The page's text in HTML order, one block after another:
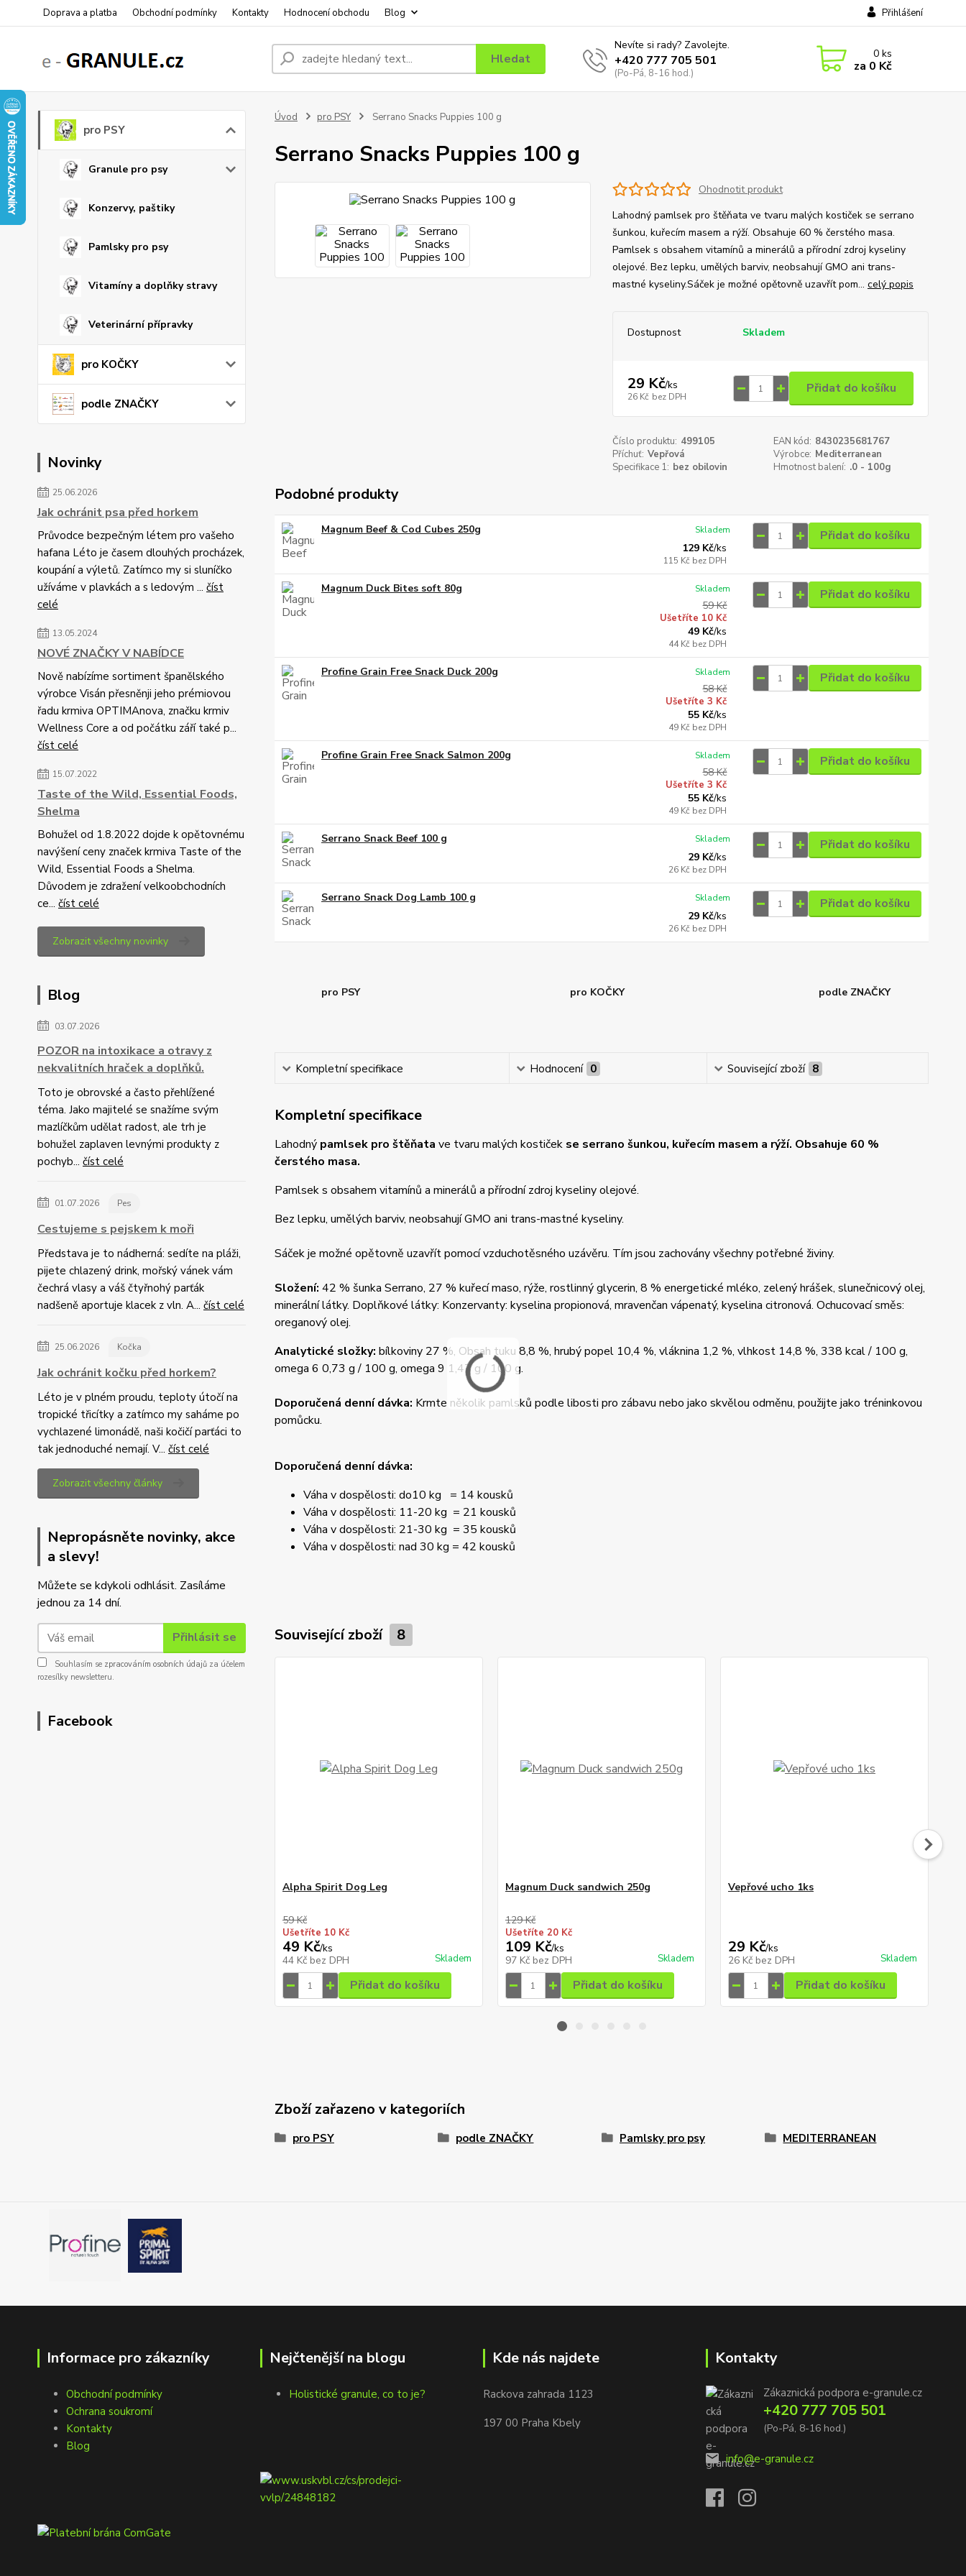
Doprava a platba Obchodní podmínky Kontakty Hodnocení obchodu Blog Přihlášení
Hledat
Nevíte si rady? Zavolejte.
+420 777 705 501
(Po-Pá, 8-16 hod.)
0ks
za 0 Kč
pro PSY
Granule pro psy
Konzervy, paštiky
Pamlsky pro psy
Vitamíny a doplňky stravy
Veterinární přípravky
pro KOČKY
podle ZNAČKY
Novinky
25.06.2026
Jak ochránit psa před horkem
Průvodce bezpečným létem pro vašeho
hafana Léto je časem dlouhých procházek,
koupání a výletů. Zatímco my si sluníčko
užíváme v plavkách a s ledovým ... číst
celé
13.05.2024
NOVÉ ZNAČKY V NABÍDCE
Nově nabízíme sortiment španělského
výrobce Visán přesněnji jeho prémiovou
řadu krmiva OPTIMAnova, značku krmiv
Wellness Core a od počátku září také p...
číst celé
15.07.2022
Taste of the Wild, Essential Foods,
Shelma
Bohužel od 1.8.2022 dojde k opětovnému
navýšení ceny značek krmiva Taste of the
Wild, Essential Foods a Shelma.
Důvodem je zdražení velkoobchodních
ce... číst celé
Zobrazit všechny novinky
Blog
03.07.2026
POZOR na intoxikace a otravy z
nekvalitních hraček a doplňků.
Toto je obrovské a často přehlížené
téma. Jako majitelé se snažíme svým
mazlíčkům udělat radost, ale trh je
bohužel zaplaven levnými produkty z
pochyb... číst celé
01.07.2026 Pes
Cestujeme s pejskem k moři
Představa je to nádherná: sedíte na pláži,
pijete chlazený drink, mořský vánek vám
čechrá vlasy a váš čtyřnohý parťák
nadšeně aportuje klacek z vln. A... číst celé
25.06.2026 Kočka
Jak ochránit kočku před horkem?
Léto je v plném proudu, teploty útočí na
tropické třicítky a zatímco my saháme po
vychlazené limonádě, naši kočičí parťáci to
tak jednoduché nemají. V... číst celé
Zobrazit všechny články
Nepropásněte novinky, akce
a slevy!
Můžete se kdykoli odhlásit. Zasíláme
jednou za 14 dní.
Přihlásit se
Souhlasím se zpracováním osobních údajů za účelem
rozesílky newsletteru.
Facebook
Úvod pro PSY Serrano Snacks Puppies 100 g
Serrano Snacks Puppies 100 g
Ohodnotit produkt
Lahodný pamlsek pro štěňata ve tvaru malých kostiček se serrano
šunkou, kuřecím masem a rýží. Obsahuje 60 % čerstého masa.
Pamlsek s obsahem vitamínů a minerálů a přírodní zdroj kyseliny
olejové. Bez lepku, umělých barviv, neobsahují GMO ani trans-
mastné kyseliny.Sáček je možné opětovně uzavřít pom... celý popis
Dostupnost Skladem
29 Kč/ks
26 Kč bez DPH
Přidat do košíku
Číslo produktu: 499105 EAN kód: 8430235681767
Příchuť: Vepřová Výrobce: Mediterranean
Specifikace 1: bez obilovin Hmotnost balení: .0 - 100g
Podobné produkty
Magnum Beef & Cod Cubes 250g
129 Kč/ks
115 Kč bez DPH
Skladem Přidat do košíku
Magnum Duck Bites soft 80g
59 Kč
Ušetříte 10 Kč
49 Kč/ks
44 Kč bez DPH
Skladem Přidat do košíku
Profine Grain Free Snack Duck 200g
58 Kč
Ušetříte 3 Kč
55 Kč/ks
49 Kč bez DPH
Skladem Přidat do košíku
Profine Grain Free Snack Salmon 200g
58 Kč
Ušetříte 3 Kč
55 Kč/ks
49 Kč bez DPH
Skladem Přidat do košíku
Serrano Snack Beef 100 g
29 Kč/ks
26 Kč bez DPH
Skladem Přidat do košíku
Serrano Snack Dog Lamb 100 g
29 Kč/ks
26 Kč bez DPH
Skladem Přidat do košíku
pro PSY pro KOČKY podle ZNAČKY
Kompletní specifikace Hodnocení 0 Související zboží 8
Kompletní specifikace
Lahodnýpamlsek pro štěňata ve tvaru malých kostiček se serrano šunkou, kuřecím masem a rýží. Obsahuje 60 %
čerstého masa.
Pamlsek s obsahem vitamínů a minerálů a přírodní zdroj kyseliny olejové.
Bez lepku, umělých barviv, neobsahují GMO ani trans-mastné kyseliny.
Sáček je možné opětovně uzavřít pomocí vzduchotěsného uzávěru. Tím jsou zachovány všechny potřebné živiny.
Složení: 42 % šunka Serrano, 27 % kuřecí maso, rýže, rostlinný glycerin, 8 % energetické mléko, zelený hrášek, slunečnicový olej,
minerální látky. Doplňkové látky: Konzervanty: kyselina propionová, mravenčan vápenatý, kyselina citronová. Ochucovací směs:
oreganový olej.
Analytické složky: bílkoviny 27 %, Obsah tuku 8,8 %, hrubý popel 10,4 %, vláknina 1,2 %, vlhkost 14,8 %, 338 kcal / 100 g,
omega 6 0,73 g / 100 g, omega 9 1,47 g / 100 g.
Doporučená denní dávka: Krmte několik pamlsků podle libosti pro zábavu nebo jako skvělou odměnu, použijte jako tréninkovou
pomůcku.
Doporučená denní dávka:
Váha v dospělosti: do10 kg = 14 kousků
Váha v dospělosti: 11-20 kg = 21 kousků
Váha v dospělosti: 21-30 kg = 35 kousků
Váha v dospělosti: nad 30 kg = 42 kousků
Související zboží 8
Alpha Spirit Dog Leg
59 Kč
Ušetříte 10 Kč
49 Kč/ks
44 Kč bez DPH Skladem
Přidat do košíku
Magnum Duck sandwich 250g
129 Kč
Ušetříte 20 Kč
109 Kč/ks
97 Kč bez DPH Skladem
Přidat do košíku
Vepřové ucho 1ks
29 Kč/ks
26 Kč bez DPH Skladem
Přidat do košíku
Zboží zařazeno v kategoriích
pro PSY podle ZNAČKY Pamlsky pro psy MEDITERRANEAN
Informace pro zákazníky
Obchodní podmínky
Ochrana soukromí
Kontakty
Blog
Nejčtenější na blogu
Holistické granule, co to je?
Kde nás najdete
Rackova zahrada 1123
197 00 Praha Kbely
Kontakty
Zákaznická podpora e-granule.cz
+420 777 705 501
(Po-Pá, 8-16 hod.)
info@e-granule.cz